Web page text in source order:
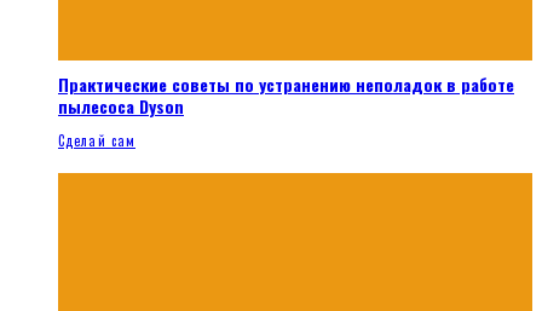
Практические советы по устранению неполадок в работе
пылесоса Dyson
Сделай сам